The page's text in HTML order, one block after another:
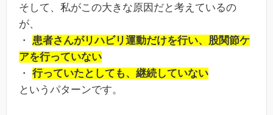
そして、私がこの大きな原因だと考えているの
が、
・ 患者さんがリハビリ運動だけを行い、股関節ケ
アを行っていない
・ 行っていたとしても、継続していない
というパターンです。